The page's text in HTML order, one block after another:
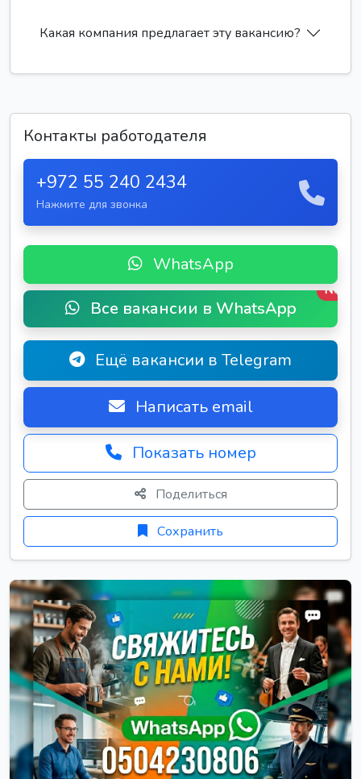
Какая компания предлагает эту вакансию?
Контакты работодателя
+972 55 240 2434
Нажмите для звонка
WhatsApp
Все вакансии в WhatsApp
New
Ещё вакансии в Telegram
Написать email
Показать номер
Поделиться
Сохранить